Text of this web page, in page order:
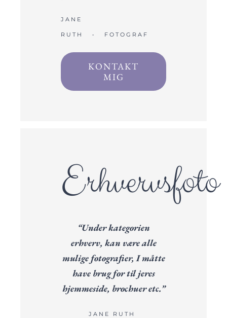
JANE
RUTH • FOTOGRAF
KONTAKT
MIG
Erhvervsfoto
“Under kategorien
erhverv, kan være alle
mulige fotografier, I måtte
have brug for til jeres
hjemmeside, brochuer etc.”
JANE RUTH